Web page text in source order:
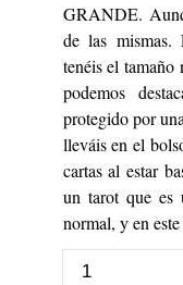
GRANDE.
de las mismas.
tenéis el tamaño
podemos
protegido por
lleváis en el
cartas al estar
un tarot que es
normal, y en